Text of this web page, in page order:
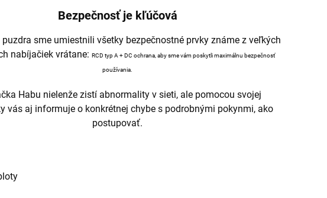
Bezpečnosť je kľúčová
puzdra sme umiestnili všetky bezpečnostné prvky známe z veľkých
nabíjačiek vrátane:RCD typ A + DC ochrana, aby sme vám poskytli maximálnu bezpečnosť
používania.
Habu nielenže zistí abnormality v sieti, ale pomocou svojej
vás aj informuje o konkrétnej chybe s podrobnými pokynmi, ako
postupovať.